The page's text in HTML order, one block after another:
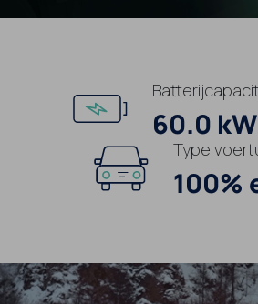
60.0
Type
100%